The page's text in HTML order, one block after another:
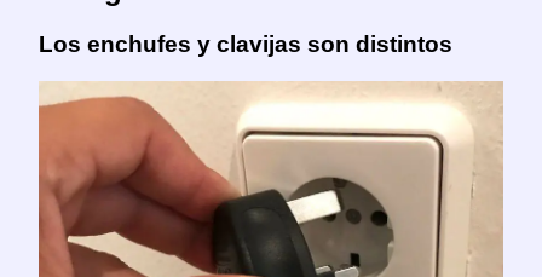
Los enchufes y clavijas son distintos